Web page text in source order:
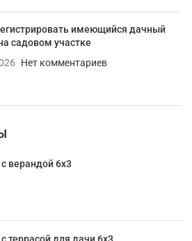
имеющийся дачный
садовом участке
Нет комментариев
верандой 6х3